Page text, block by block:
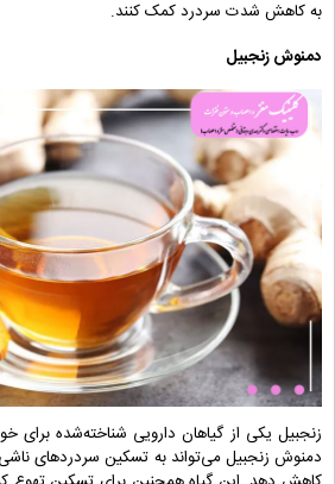
به کاهش شدت سردرد کمک کنند.
دمنوش زنجبیل
زنجبیل یکی از گیاهان دارویی شناخته‌شده
دمنوش زنجبیل می‌تواند به تسکین سردردهای